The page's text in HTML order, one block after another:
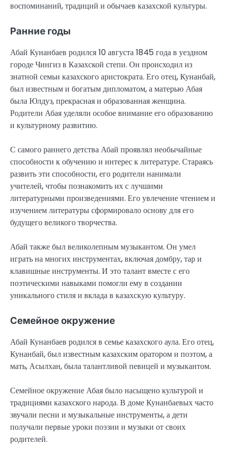
воспоминаний, традиций и обычаев казахской культуры.
Ранние годы
Абай Кунанбаев родился 10 августа 1845 года в уездном
городе Чингиз в Казахской степи. Он происходил из
знатной семьи казахского аристократа. Его отец, Кунанбай,
был известным и богатым дипломатом, а матерью Абая
была Юлдуз, прекрасная и образованная женщина.
Родители Абая уделяли особое внимание его образованию
и культурному развитию.
С самого раннего детства Абай проявлял необычайные
способности к обучению и интерес к литературе. Стараясь
развить эти способности, его родители нанимали
учителей, чтобы познакомить их с лучшими
литературными произведениями. Его увлечение чтением и
изучением литературы сформировало основу для его
будущего великого творчества.
Абай также был великолепным музыкантом. Он умел
играть на многих инструментах, включая домбру, тар и
клавишные инструменты. И это талант вместе с его
поэтическими навыками помогли ему в создании
уникального стиля и вклада в казахскую культуру.
Семейное окружение
Абай Кунанбаев родился в семье казахского аула. Его отец,
Кунанбай, был известным казахским оратором и поэтом, а
мать, Асылхан, была талантливой певицей и музыкантом.
Семейное окружение Абая было насыщено культурой и
традициями казахского народа. В доме Кунанбаевых часто
звучали песни и музыкальные инструменты, а дети
получали первые уроки поэзии и музыки от своих
родителей.